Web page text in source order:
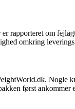
rapporteret om
omkring
Nogle
først ankommer